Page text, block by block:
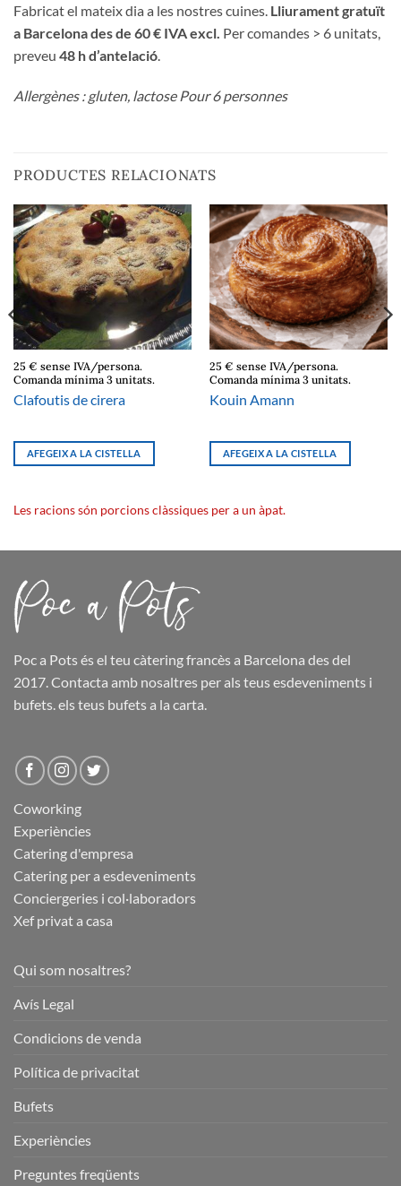
Fabricat el mateix dia a les nostres cuines. Lliurament gratuït
a Barcelona des de 60 € IVA excl. Per comandes > 6 unitats,
preveu 48 h d’antelació
Allergènes : gluten, lactose Pour 6 personnes
PRODUCTES RELACIONATS
25 € sense IVA/persona.
Comanda mínima 3 unitats.
Clafoutis de cirera
AFEGEIX A LA CISTELLA
25 € sense IVA/persona.
Comanda mínima 3 unitats.
Kouin Amann
AFEGEIX A LA CISTELLA
Les racions són porcions clàssiques per a un àpat.
Poc a Potsés el teu càtering francès a Barcelona des del
2017. Contacta amb nosaltres per als teus esdeveniments i
bufets.els teus bufetsa la carta.
Coworking
Experiències
Catering d'empresa
Catering per a esdeveniments
Conciergeries i col·laboradors
Xef privat a casa
Qui som nosaltres?
Avís Legal
Condicions de venda
Política de privacitat
Bufets
Experiències
Preguntes freqüents